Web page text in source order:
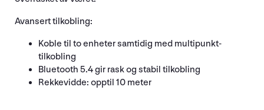
Avansert tilkobling:
Koble til to enheter samtidig med multipunkt-
tilkobling
Bluetooth 5.4 gir rask og stabil tilkobling
Rekkevidde: opptil 10 meter